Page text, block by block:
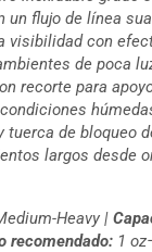
de un diseño
inoxidable grado
un flujo de línea
visibilidad con
de poca
recorte para
de bloqueo